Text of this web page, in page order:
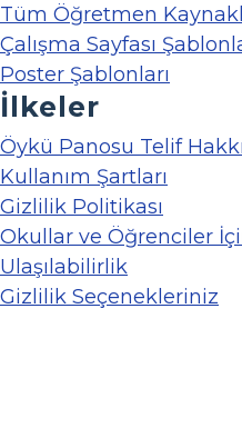
Tüm Öğretmen
Çalışma Sayfası
Poster Şablonları
İlkeler
Öykü Panosu Telif
Kullanım Şartları
Gizlilik Politikası
Okullar ve Öğrenciler
Ulaşılabilirlik
Gizlilik Seçenekleriniz